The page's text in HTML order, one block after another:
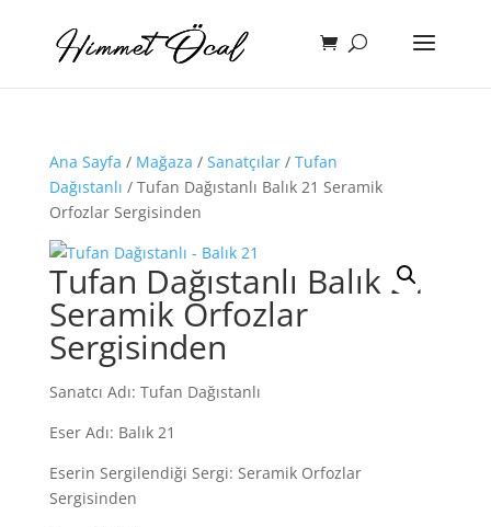
Ana Sayfa / Mağaza / Sanatçılar/ Tufan
Dağıstanlı / Tufan Dağıstanlı Balık 21 Seramik
Orfozlar Sergisinden
Tufan Dağıstanlı Balık 21
Seramik Orfozlar
Sergisinden
Sanatcı Adı: Tufan Dağıstanlı
Eser Adı: Balık 21
Eserin Sergilendiği Sergi: Seramik Orfozlar
Sergisinden